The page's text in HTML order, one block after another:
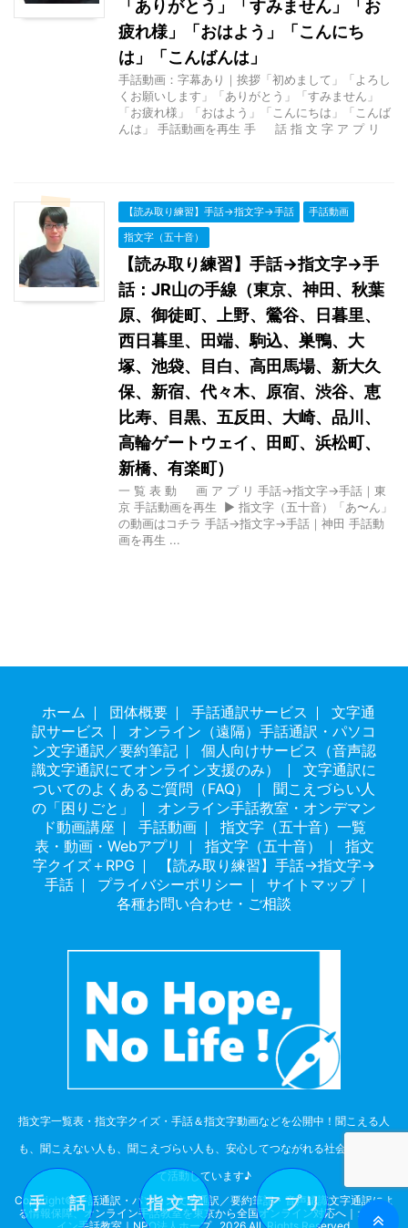
手 話 指 文 字 ア プ リ
「ありがとう」「すみません」「お
疲れ様」「おはよう」「こんにち
は」「こんばんは」
手話動画：字幕あり｜挨拶「初めまして」「よろし
くお願いします」「ありがとう」「すみません」
「お疲れ様」「おはよう」「こんにちは」「こんば
んは」 手話動画を再生 手 話 指 文 字 ア プ リ
【読み取り練習】手話→指文字→手話
手話動画
指文字（五十音）
【読み取り練習】手話→指文字→手
話：JR山の手線（東京、神田、秋葉
原、御徒町、上野、鶯谷、日暮里、
西日暮里、田端、駒込、巣鴨、大
塚、池袋、目白、高田馬場、新大久
保、新宿、代々木、原宿、渋谷、恵
比寿、目黒、五反田、大崎、品川、
高輪ゲートウェイ、田町、浜松町、
新橋、有楽町）
一 覧 表 動 画 ア プ リ 手話→指文字→手話｜東
京 手話動画を再生 ▶ 指文字（五十音）「あ〜ん」
の動画はコチラ 手話→指文字→手話｜神田 手話動
画を再生 ...
ホーム 団体概要 手話通訳サービス
文字通
訳サービス
オンライン（遠隔）手話通訳・パソコ
ン文字通訳／要約筆記
個人向けサービス（音声認
識文字通訳にてオンライン支援のみ）
文字通訳に
ついてのよくあるご質問（FAQ）
聞こえづらい人
の「困りごと」
オンライン手話教室・オンデマン
ド動画講座
手話動画
指文字（五十音）一覧
表・動画・Webアプリ
指文字（五十音）
指文
字クイズ＋RPG
【読み取り練習】手話→指文字→
手話
プライバシーポリシー
サイトマップ
各種お問い合わせ・ご相談
指文字一覧表・指文字クイズ・手話＆指文字動画などを公開中！聞こえる人
も、聞こえない人も、聞こえづらい人も、安心してつながれる社会を目指し
て活動しています♪
Copyright© 手話通訳・パソコン文字通訳／要約筆記・音声認識文字通訳によ
る情報保障、オンライン手話教室を東京から全国オンライン対応へ｜オンラ